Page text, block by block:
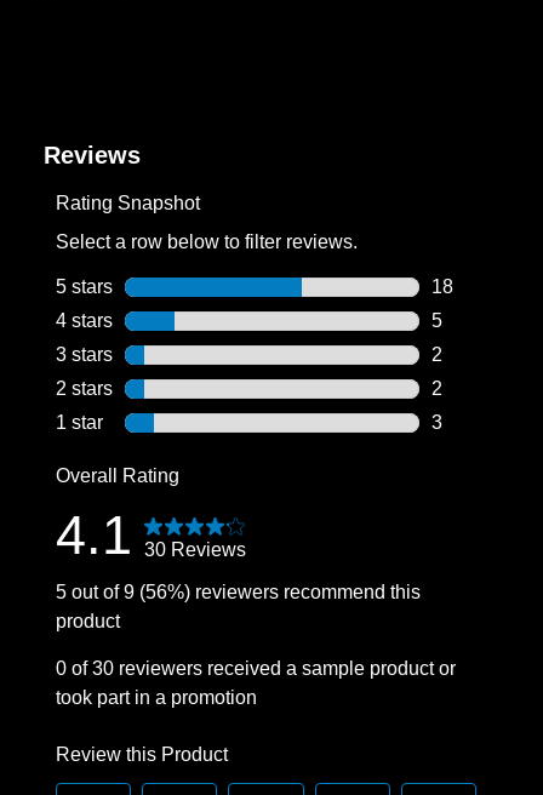
Reviews
Rating Snapshot
Select a row below to filter reviews.
5 stars stars
18
18 reviews
4 stars stars
5
5 reviews
3 stars stars
2
2 reviews
2 stars stars
2
2 reviews
1 star stars
3
Overall Rating
4.1 30 Reviews
5 out of 9 (56%) reviewers recommend this
product
0 of 30 reviewers received a sample product or
took part in a promotion
Review this Product